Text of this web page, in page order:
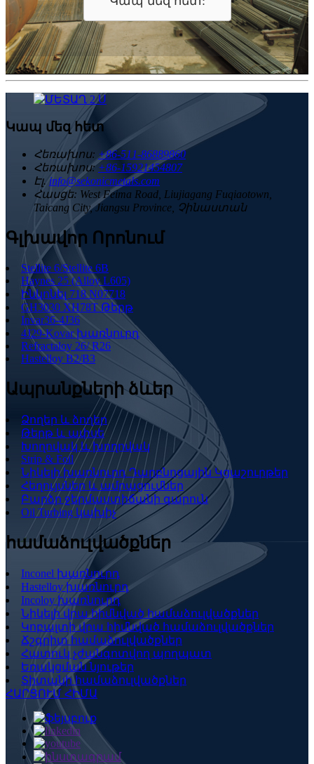
Կապ մեզ հետ
Հեռախոս: +86-511-86889860
Հեռախոս: +86-15921454807
Էլ. info@sekonicmetals.com
Հասցե: West Feima Road, Liujiagang Fuqiaotown,
Taicang City, Jiangsu Province, Չինաստան
Գլխավոր Որոնում
Stellite 6/Stellite 6B
Haynes 25 (Alloy L605)
Ինկոնել 718 N07718
GH3030 XH78T Թերթ
Invar36-4J36
4J29-Kovar խառնուրդ
Refractaloy 26/ R26
Hastelloy B2/B3
Ապրանքների ձևեր
Ձողեր և ձողեր
Թերթ և ափսե
Խողովակ և խողովակ
Strip & Foil
Նիկելի խառնուրդ Դարբնոցային Կցաշուրթեր
Հեղույսներ և ամրացումներ
Բարձր ջերմաստիճանի գարուն
Oil Turbing կախիչ
համաձուլվածքներ
Inconel խառնուրդ
Hastelloy խառնուրդ
Incoloy խառնուրդ
Նիկելի վրա հիմնված համաձուլվածքներ
Կոբալտի վրա հիմնված համաձուլվածքներ
Ճշգրիտ համաձուլվածքներ
Հատուկ չժանգոտվող պողպատ
Եռակցման նյութեր
Տիտանի համաձուլվածքներ
ՀԱՐՑՈՒՄ ՀԻՄԱ